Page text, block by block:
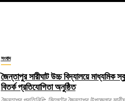
সংবাদ
জৈন্তাপুর সারীঘাট উচ্চ বিদ্যালয়ে মাধ্যমিক
বিতর্ক প্রতিযোগিতা অনুষ্ঠিত